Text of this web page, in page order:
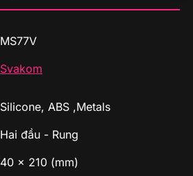
MS77V
Svakom
Silicone, ABS ,Metals
Hai đầu - Rung
40 x 210 (mm)